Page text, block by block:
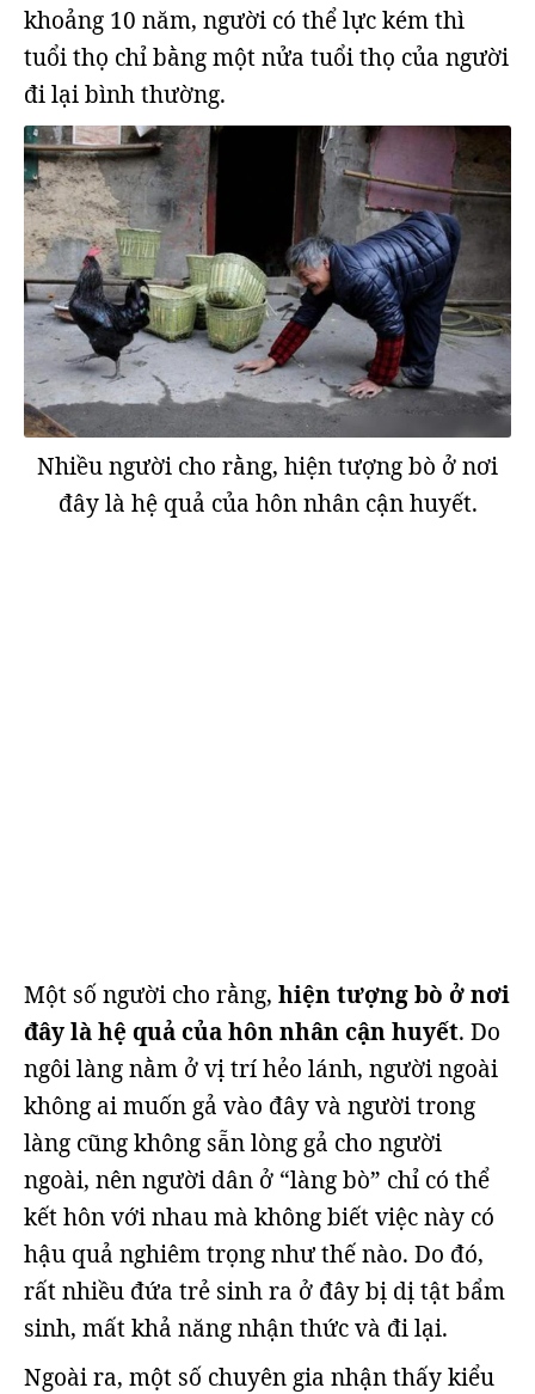
khoảng 10 năm, người có thể lực kém thì
tuổi thọ chỉ bằng một nửa tuổi thọ của người
đi lại bình thường.
Nhiều người cho rằng, hiện tượng bò ở nơi
đây là hệ quả của hôn nhân cận huyết.
Một số người cho rằng, hiện tượng bò ở nơi
đây là hệ quả của hôn nhân cận huyết. Do
ngôi làng nằm ở vị trí hẻo lánh, người ngoài
không ai muốn gả vào đây và người trong
làng cũng không sẵn lòng gả cho người
ngoài, nên người dân ở “làng bò” chỉ có thể
kết hôn với nhau mà không biết việc này có
hậu quả nghiêm trọng như thế nào. Do đó,
rất nhiều đứa trẻ sinh ra ở đây bị dị tật bẩm
sinh, mất khả năng nhận thức và đi lại.
Ngoài ra, một số chuyên gia nhận thấy kiểu